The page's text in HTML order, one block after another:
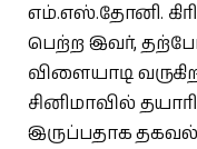
எம்.எஸ்.தோனி.
பெற்ற இவர்,
விளையாடி
சினிமாவில்
இருப்பதாக